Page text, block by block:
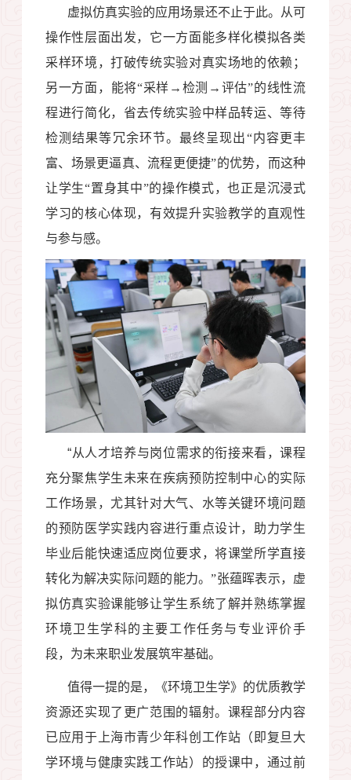
虚拟仿真实验的应用场景还不止于此。从可
操作性层面出发，它一方面能多样化模拟各类
采样环境，打破传统实验对真实场地的依赖；
另一方面，能将“采样→检测→评估”的线性流
程进行简化，省去传统实验中样品转运、等待
检测结果等冗余环节。最终呈现出“内容更丰
富、场景更逼真、流程更便捷”的优势，而这种
让学生“置身其中”的操作模式，也正是沉浸式
学习的核心体现，有效提升实验教学的直观性
与参与感。
“从人才培养与岗位需求的衔接来看，课程
充分聚焦学生未来在疾病预防控制中心的实际
工作场景，尤其针对大气、水等关键环境问题
的预防医学实践内容进行重点设计，助力学生
毕业后能快速适应岗位要求，将课堂所学直接
转化为解决实际问题的能力。”张蕴晖表示，虚
拟仿真实验课能够让学生系统了解并熟练掌握
环境卫生学科的主要工作任务与专业评价手
段，为未来职业发展筑牢基础。
值得一提的是，《环境卫生学》的优质教学
资源还实现了更广范围的辐射。课程部分内容
已应用于上海市青少年科创工作站（即复旦大
学环境与健康实践工作站）的授课中，通过前